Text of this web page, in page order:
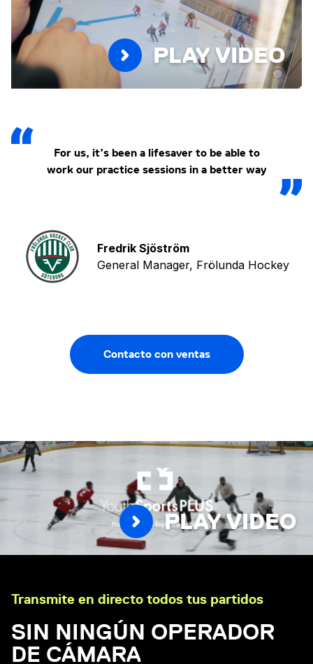
PLAY VIDEO
For us, it’s been a lifesaver to be able to
work our practice sessions in a better way
Fredrik Sjöström
General Manager, Frölunda Hockey
Contacto con ventas
PLAY VIDEO
Transmite en directo todos tus partidos
SIN NINGÚN OPERADOR
DE CÁMARA